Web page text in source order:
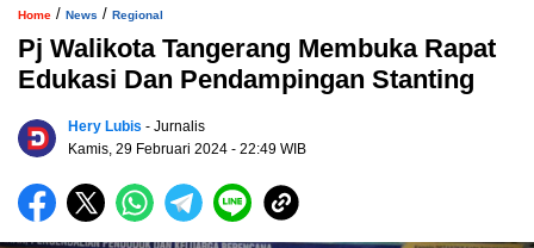
Home / News / Regional
Pj Walikota Tangerang Membuka Rapat
Edukasi Dan Pendampingan Stanting
Hery Lubis - Jurnalis
Kamis, 29 Februari 2024 - 22:49 WIB